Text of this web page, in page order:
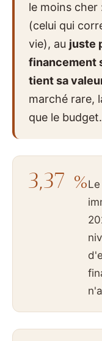
le moins
(celui qui
vie), au juste
financement
tient sa
marché rare,
que le budget.
3,37 %